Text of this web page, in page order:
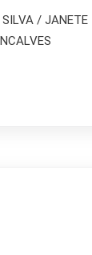
SILVA / JANETE